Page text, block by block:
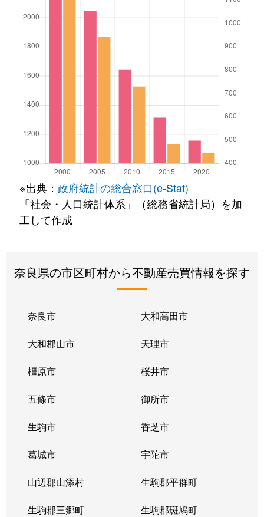
※出典： 政府統計の総合窓口(e-Stat)
「社会・人口統計体系」（総務省統計局）を加
工して作成
奈良県の市区町村から不動産売買情報を探す
奈良市 大和高田市
大和郡山市 天理市
橿原市 桜井市
五條市 御所市
生駒市 香芝市
葛城市 宇陀市
山辺郡山添村 生駒郡平群町
生駒郡三郷町 生駒郡斑鳩町